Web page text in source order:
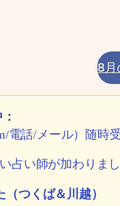
8月
電話/メール）随時
占い師が加わりまし
つくば＆川越）